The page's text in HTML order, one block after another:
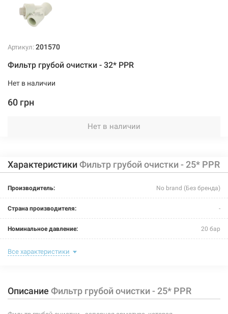
Артикул: 201570
Фильтр грубой очистки - 32* PPR
Нет в наличии
60 грн
Нет в наличии
ХарактеристикиФильтр грубой очистки - 25* PPR
Производитель: No brand (Без бренда)
Страна производителя: -
Номинальное давление: 20 бар
Максимальная температура:
Материал корпуса: рандом сополимер полипропилен тип 3
Материал уплотнителей:
Все характеристики
Описание Фильтр грубой очистки - 25* PPR